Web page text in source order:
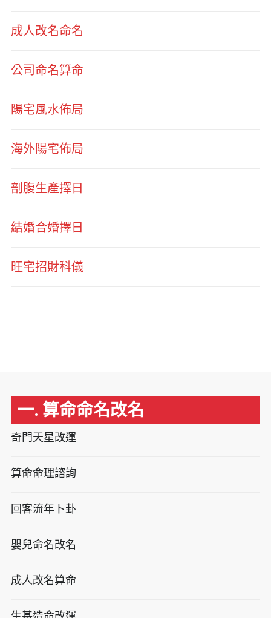
成人改名命名
公司命名算命
陽宅風水佈局
海外陽宅佈局
剖腹生產擇日
結婚合婚擇日
旺宅招財科儀
一. 算命命名改名
奇門天星改運
算命命理諮詢
回客流年卜卦
嬰兒命名改名
成人改名算命